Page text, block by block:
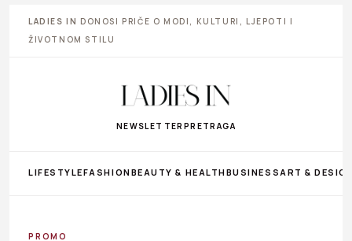
LADIES IN DONOSI PRIČE O MODI, KULTURI, LJEPOTI I
ŽIVOTNOM STILU
NEWSLETTER PRETRAGA
LIFESTYLEFASHIONBEAUTY & HEALTHBUSINESS ART &
PROMO